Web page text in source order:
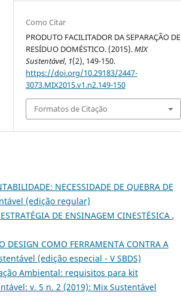
Como Citar
PRODUTO FACILITADOR DA SEPARAÇÃO DE
RESÍDUO DOMÉSTICO. (2015).MIX
Sustentável, 1(2), 149-150.
https://doi.org/10.29183/2447-
3073.MIX2015.v1.n2.149-150
Formatos de Citação
NECESSIDADE DE QUEBRA DE
(edição regular)
DE ENSINAGEM CINESTÉSICA ,
DESIGN COMO FERRAMENTA CONTRA A
(edição especial - V SBDS)
Ambiental: requisitos para kit
v. 5 n. 2 (2019): Mix Sustentável